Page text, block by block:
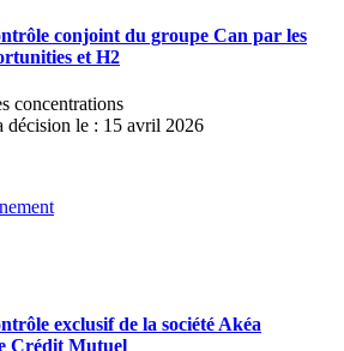
conjoint du groupe Can par les
et H2
concentrations
décision le : 15 avril 2026
exclusif de la société Akéa
Crédit Mutuel